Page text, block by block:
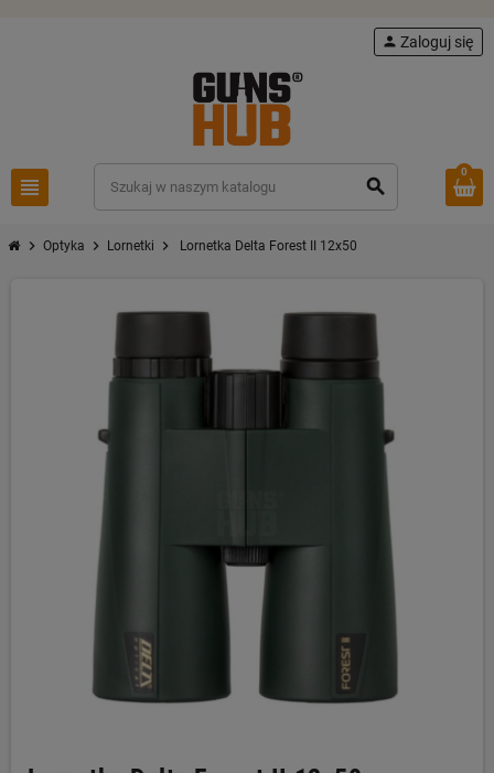
view_headline search
person Zaloguj się
0
chevron_right Optyka chevron_right Lornetki chevron_right Lornetka Delta Forest II 12x50